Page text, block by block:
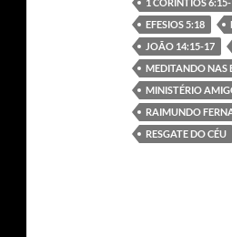
b
o
o
k
er
EFESIOS 5:18
JOÃO 14:15-17
MEDITANDO NAS
MINISTÉRIO
RAIMUNDO
RESGATE DO CÉU